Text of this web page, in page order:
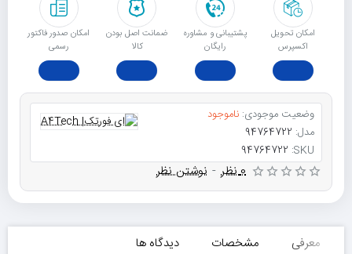
امکان تحویل
اکسپرس
پشتیبانی و مشاوره
رایگان
ﺿﻤﺎﻧﺖ اﺻﻞ ﺑﻮدن
ﮐﺎﻟﺎ
امکان صدور فاکتور
رسمی
وضعیت موجودی: ناموجود
مدل: 94764722
SKU:
94764722
0 نظر - نوشتن نظر
معرفی مشخصات
دیدگاه ها